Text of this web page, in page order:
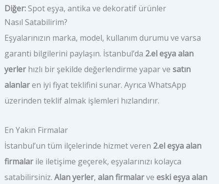
Diğer:Spot eşya, antika ve dekoratif ürünler
Nasıl Satabilirim?
Eşyalarınızın marka, model, kullanım durumu ve varsa
garanti bilgilerini paylaşın. İstanbul’da 2.el eşya alan
yerlerhızlı bir şekilde değerlendirme yapar ve satın
alanlaren iyi fiyat teklifini sunar. Ayrıca WhatsApp
üzerinden teklif almak işlemleri hızlandırır.
En Yakın Firmalar
İstanbul’un tüm ilçelerinde hizmet veren 2.el eşya alan
firmalarile iletişime geçerek, eşyalarınızı kolayca
satabilirsiniz. Alan yerler, alan firmalarve eski eşya alan